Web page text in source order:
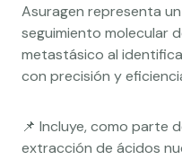
Asuragen representa
seguimiento molecular
metastásico al
con precisión y
📌 Incluye, como parte
extracción de ácidos